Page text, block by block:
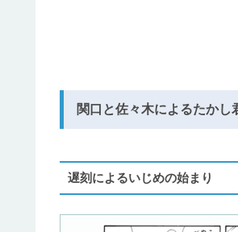
関口と佐々木によるたかし
遅刻によるいじめの始まり